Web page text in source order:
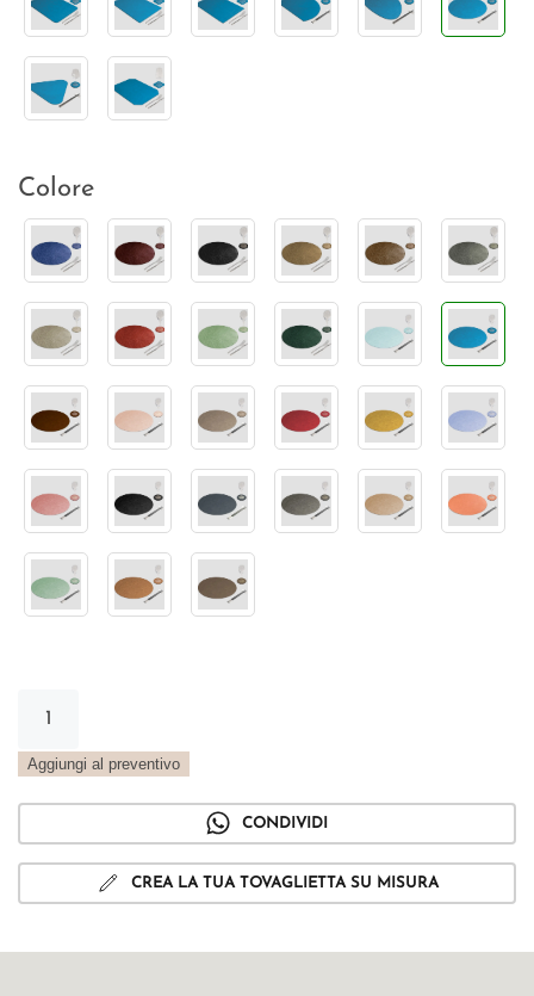
Colore
Vintage
Aggiungi al preventivo
CONDIVIDI
CREA LA TUA TOVAGLIETTA SU MISURA